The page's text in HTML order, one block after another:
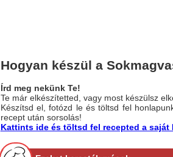
Hogyan készül a
Írd meg nekünk Te!
Te már elkészítetted, vagy most készülsz
Készítsd el, fotózd le és töltsd fel
recept után sorsolás!
Kattints ide és töltsd fel recepted a saját